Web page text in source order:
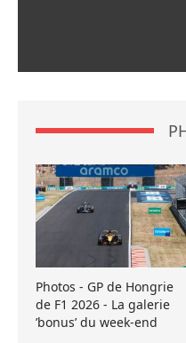
Photos - GP de Hongrie
de F1 2026 - La galerie
’bonus’ du week-end